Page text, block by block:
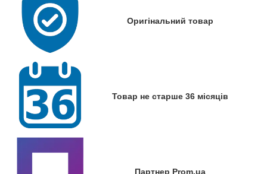
Оригінальний товар
Товар не старше 36 місяців
Партнер Prom.ua